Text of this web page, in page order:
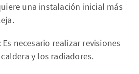
una instalación inicial más
: Es necesario realizar revisiones
y los radiadores.